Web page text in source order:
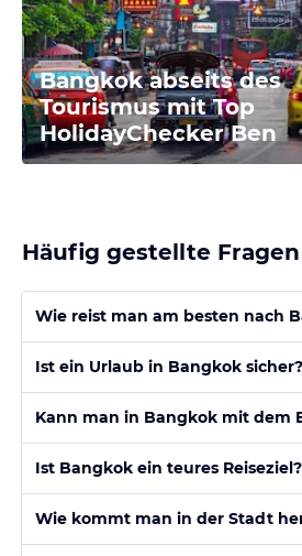
Bangkok abseits des
Tourismus mit Top
HolidayChecker Ben
Häufig gestellte Fragen
Wie reist man am besten nach
Ist ein Urlaub in Bangkok sicher?
Kann man in Bangkok mit dem
Ist Bangkok ein teures Reiseziel?
Wie kommt man in der Stadt